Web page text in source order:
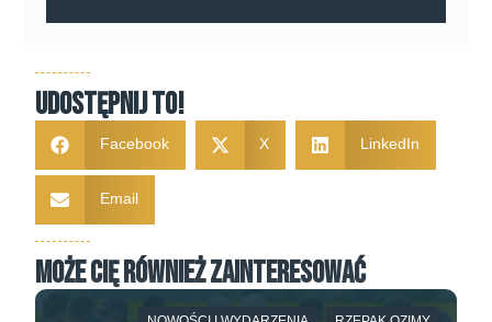
Udostępnij to!
Facebook X LinkedIn
Email
Może Cię również zainteresować